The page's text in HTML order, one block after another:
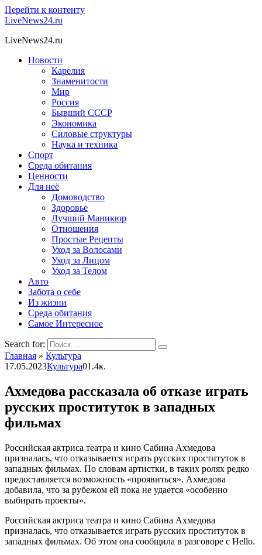
Перейти к контенту
LiveNews24.ru
LiveNews24.ru
Новости
Карелия
Знаменитости
Мир
Россия
Бывший СССР
Экономика
Силовые структуры
Наука и техника
Спорт
Среда обитания
Ценности
Для неё
Домоводство
Здоровье
Лучший Маникюр
Отношения
Простые Рецепты
Уход за Волосами
Уход за Лицом
Уход за Телом
Авто
Забота о себе
Из жизни
Среда обитания
Самое Интересное
Search for:
Главная » Культура
17.05.2023Культура01.4к.
Ахмедова рассказала об отказе играть
русских проституток в западных
фильмах
Российская актриса театра и кино Сабина Ахмедова
призналась, что отказывается играть русских проституток в
западных фильмах. По словам артистки, в таких ролях редко
предоставляется возможность «проявиться». Ахмедова
добавила, что за рубежом ей пока не удается «особенно
выбирать проекты».
Российская актриса театра и кино Сабина Ахмедова
призналась, что отказывается играть русских проституток в
западных фильмах. Об этом она сообщила в разговоре с Hello.